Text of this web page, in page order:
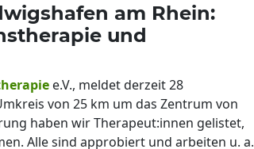
am Rhein:
und
e.V., meldet derzeit 28
von 25 km um das Zentrum von
haben wir Therapeut:innen gelistet,
Alle sind approbiert und arbeiten u. a.